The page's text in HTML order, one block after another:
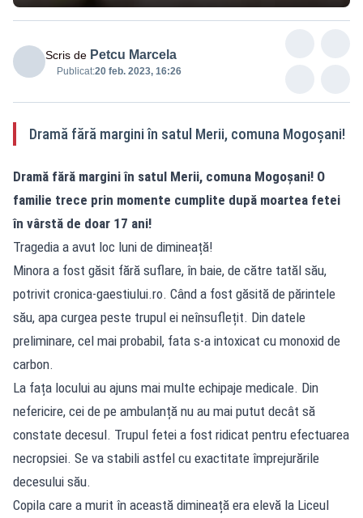
Scris de Petcu Marcela
Publicat:20 feb. 2023, 16:26
Dramă fără margini în satul Merii, comuna Mogoșani!
Dramă fără margini în satul Merii, comuna Mogoșani! O
familie trece prin momente cumplite după moartea fetei
în vârstă de doar 17 ani!
Tragedia a avut loc luni de dimineață!
Minora a fost găsit fără suflare, în baie, de către tatăl său,
potrivit cronica-gaestiului.ro. Când a fost găsită de părintele
său, apa curgea peste trupul ei neînsuflețit. Din datele
preliminare, cel mai probabil, fata s-a intoxicat cu monoxid de
carbon.
La fața locului au ajuns mai multe echipaje medicale. Din
nefericire, cei de pe ambulanță nu au mai putut decât să
constate decesul. Trupul fetei a fost ridicat pentru efectuarea
necropsiei. Se va stabili astfel cu exactitate împrejurările
decesului său.
Copila care a murit în această dimineață era elevă la Liceul